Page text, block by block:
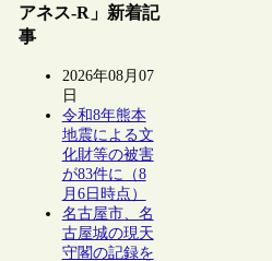
アネス-R」新着記
事
2026年08月07
日
令和8年熊本
地震による文
化財等の被害
が83件に（8
月6日時点）
名古屋市、名
古屋城の現天
守閣の記録を